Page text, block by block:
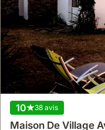
10 38 avis
Maison De Village